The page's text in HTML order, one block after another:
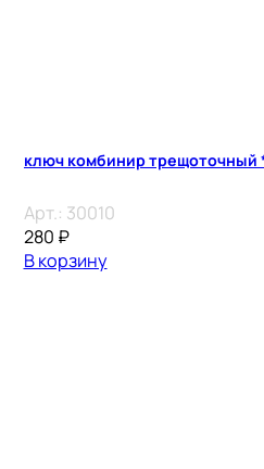
ключ комбинир трещоточный
Арт.: 30010
280 ₽
В корзину